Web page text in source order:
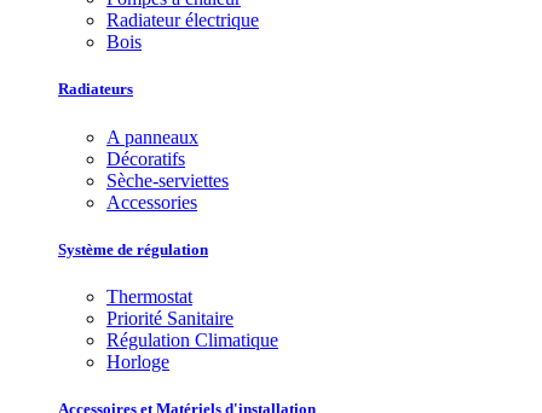
Radiateur électrique
Bois
Radiateurs
A panneaux
Décoratifs
Sèche-serviettes
Accessories
Système de régulation
Thermostat
Priorité Sanitaire
Régulation Climatique
Horloge
Accessoires et Matériels d'installation